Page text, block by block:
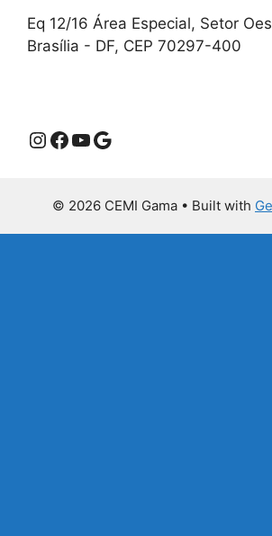
Eq 12/16 Área Especial, Setor
Brasília - DF, CEP 70297-400
Instagram
Facebook
Youtube
Google
© 2026 CEMI Gama • Built with